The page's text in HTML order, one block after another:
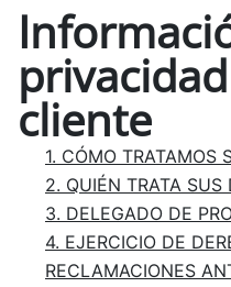
cliente
1. CÓMO TRATAMOS
2. QUIÉN TRATA SUS
3. DELEGADO DE
4. EJERCICIO DE
RECLAMACIONES